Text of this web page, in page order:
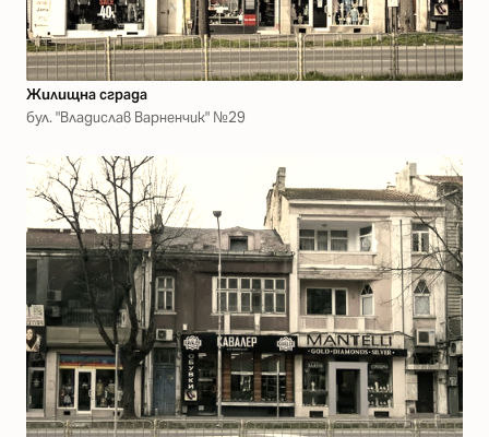
Жилищна сграда
бул. "Владислав Варненчик" №29